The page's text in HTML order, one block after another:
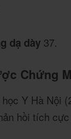
dạ dày 37.
Chứng
Y Hà Nội
hồi tích